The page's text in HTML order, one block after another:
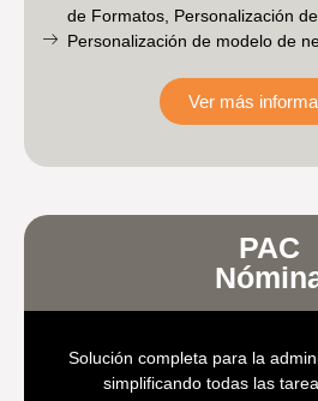
de Formatos, Personalización
Personalización de modelo de
Ver más
PAC
Solución completa para la
simplificando todas las